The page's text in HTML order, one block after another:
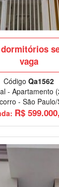
vaga
Código Qa1562
- Apartamento
- São Paulo/
R$